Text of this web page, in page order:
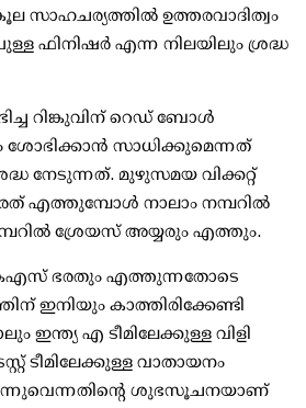
സാഹചര്യത്തില്‍ ഉത്തരവാദിത്വം
ഫിനിഷര്‍ എന്ന നിലയിലും ശ്രദ്ധ
റിങ്കുവിന് റെഡ് ബോള്‍
ശോഭിക്കാന്‍ സാധിക്കുമെന്നത്
നേടുന്നത്. മുഴുസമയ വിക്കറ്റ്
എത്തുമ്പോള്‍ നാലാം നമ്പറില്‍
ശ്രേയസ് അയ്യരും എത്തും.
ഭരതും എത്തുന്നതോടെ
ഇനിയും കാത്തിരിക്കേണ്ടി
ഇന്ത്യ എ ടീമിലേക്കുള്ള വിളി
ടീമിലേക്കുള്ള വാതായനം
ശുഭസൂചനയാണ്